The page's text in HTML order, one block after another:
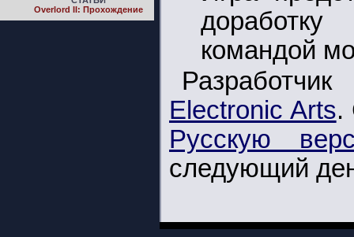
Overlord II: Прохождение
доработку
командой
Electronic Arts.
Русскую
следующий